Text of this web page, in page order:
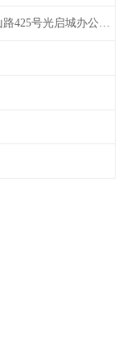
上海市徐汇区宜山路425号光启城办公楼905-907室